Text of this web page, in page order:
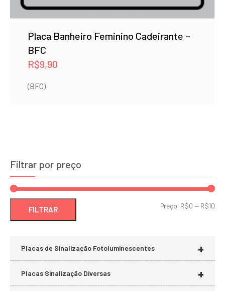
Placa Banheiro Feminino Cadeirante –
BFC
R$9,90
(BFC)
Filtrar por preço
FILTRAR Preço: R$0 — R$10
+
Placas de Sinalização Fotoluminescentes
+
Placas Sinalização Diversas